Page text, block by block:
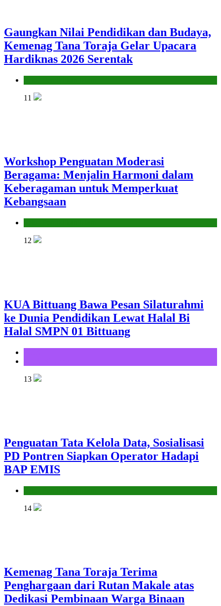
Gaungkan Nilai Pendidikan dan Budaya,
Kemenag Tana Toraja Gelar Upacara
Hardiknas 2026 Serentak
11
Workshop Penguatan Moderasi
Beragama: Menjalin Harmoni dalam
Keberagaman untuk Memperkuat
Kebangsaan
12
KUA Bittuang Bawa Pesan Silaturahmi
ke Dunia Pendidikan Lewat Halal Bi
Halal SMPN 01 Bittuang
13
Penguatan Tata Kelola Data, Sosialisasi
PD Pontren Siapkan Operator Hadapi
BAP EMIS
14
Kemenag Tana Toraja Terima
Penghargaan dari Rutan Makale atas
Dedikasi Pembinaan Warga Binaan